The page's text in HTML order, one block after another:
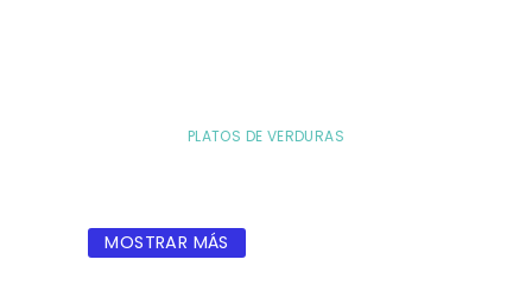
PLATOS DE VERDURAS
MOSTRAR MÁS